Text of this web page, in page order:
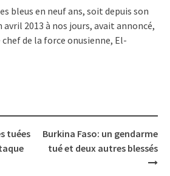
bleus en neuf ans, soit depuis son
avril 2013 à nos jours, avait annoncé,
de la force onusienne, El-
tuées
Burkina Faso: un gendarme
tué et deux autres blessés